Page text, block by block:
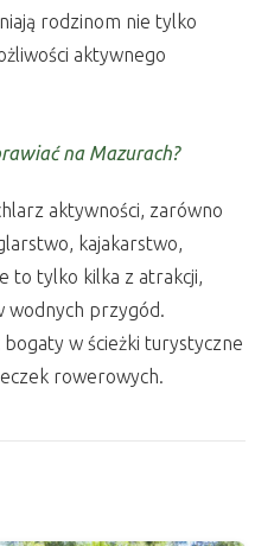
rodzinom nie tylko
aktywnego
na Mazurach?
aktywności, zarówno
kajakarstwo,
to tylko kilka z atrakcji,
wodnych przygód.
w ścieżki turystyczne
rowerowych.